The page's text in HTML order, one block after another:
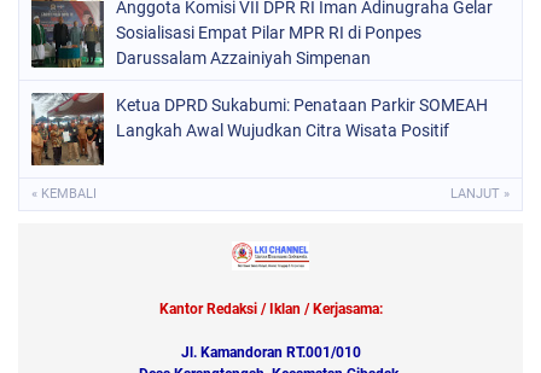
Anggota Komisi VII DPR RI Iman Adinugraha Gelar
Sosialisasi Empat Pilar MPR RI di Ponpes
Darussalam Azzainiyah Simpenan
Ketua DPRD Sukabumi: Penataan Parkir SOMEAH
Langkah Awal Wujudkan Citra Wisata Positif
« KEMBALI LANJUT »
Kantor Redaksi / Iklan / Kerjasama:
Jl. Kamandoran RT.001/010